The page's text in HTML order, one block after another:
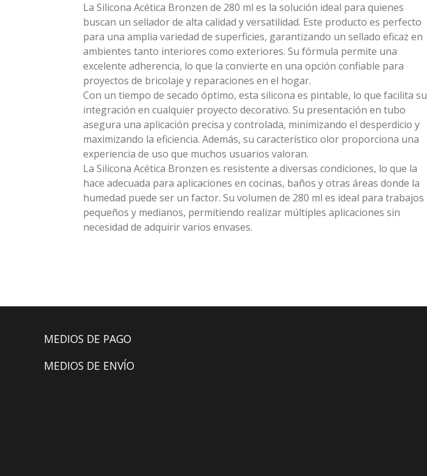
La Silicona Acética Bronzen de 280 ml es la solución ideal para quienes
buscan un sellador de alta calidad y versatilidad. Este producto es perfecto
para una amplia variedad de superficies, garantizando un sellado eficaz en
ambientes tanto interiores como exteriores. Su fórmula permite una
excelente adherencia, lo que la convierte en una opción confiable para
proyectos de bricolaje y reparaciones en el hogar.
Con un tiempo de secado óptimo, esta silicona es pintable, lo que facilita su
integración en cualquier proyecto decorativo. Su presentación en tubo
asegura una aplicación precisa y controlada, minimizando el desperdicio y
maximizando la eficiencia. Además, su característico olor proporciona una
experiencia de uso que muchos usuarios valoran.
La Silicona Acética Bronzen es resistente a diversas condiciones, lo que la
hace adecuada para aplicaciones en cocinas, baños y otras áreas donde la
humedad puede ser un factor. Su volumen de 280 ml es ideal para trabajos
pequeños y medianos, permitiendo realizar múltiples aplicaciones sin
necesidad de adquirir varios envases.
MEDIOS DE PAGO
MEDIOS DE ENVÍO